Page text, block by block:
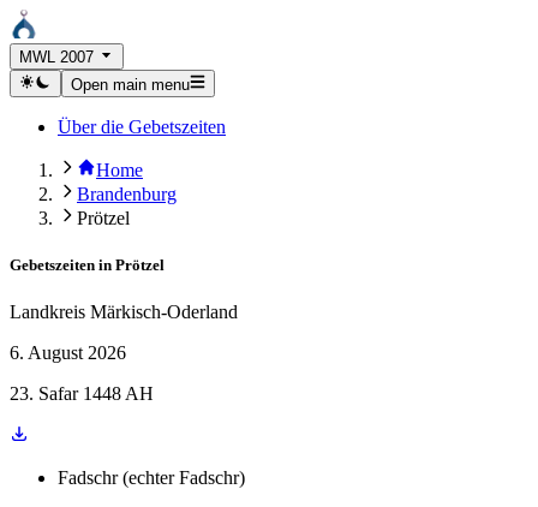
MWL 2007
Open main menu
Über die Gebetszeiten
Home
Brandenburg
Prötzel
Gebetszeiten in Prötzel
Landkreis Märkisch-Oderland
6. August 2026
23. Safar 1448 AH
Fadschr (echter Fadschr)